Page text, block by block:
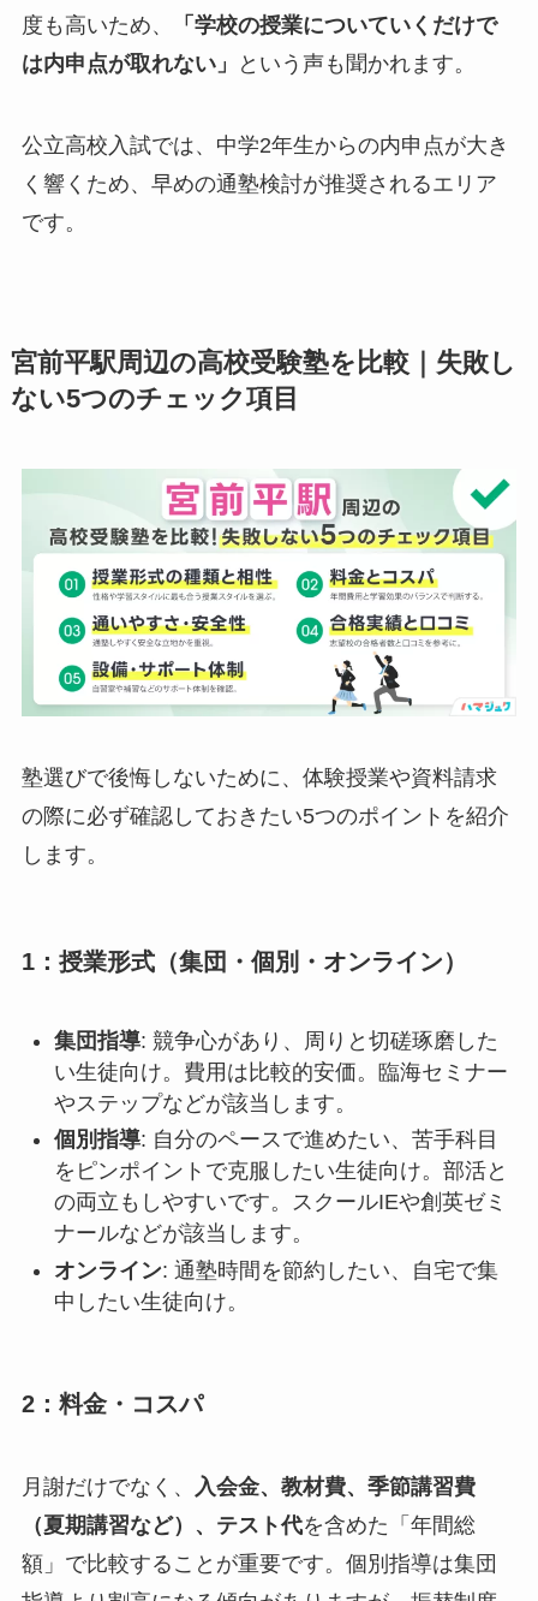
度も高いため、
「学校の授業についていくだけで
は内申点が取れない」
という声も聞かれます。
公立高校入試では、中学2年生からの内申点が大き
く響くため、早めの通塾検討が推奨されるエリア
です。
宮前平駅周辺の高校受験塾を比較｜失敗し
ない5つのチェック項目
塾選びで後悔しないために、体験授業や資料請求
の際に必ず確認しておきたい5つのポイントを紹介
します。
1：授業形式（集団・個別・オンライン）
集団指導: 競争心があり、周りと切磋琢磨した
い生徒向け。費用は比較的安価。臨海セミナー
やステップなどが該当します。
個別指導: 自分のペースで進めたい、苦手科目
をピンポイントで克服したい生徒向け。部活と
の両立もしやすいです。スクールIEや創英ゼミ
ナールなどが該当します。
オンライン: 通塾時間を節約したい、自宅で集
中したい生徒向け。
2：料金・コスパ
月謝だけでなく、
入会金、教材費、季節講習費
（夏期講習など）、テスト代を含めた「年間総
額」で比較することが重要です。個別指導は集団